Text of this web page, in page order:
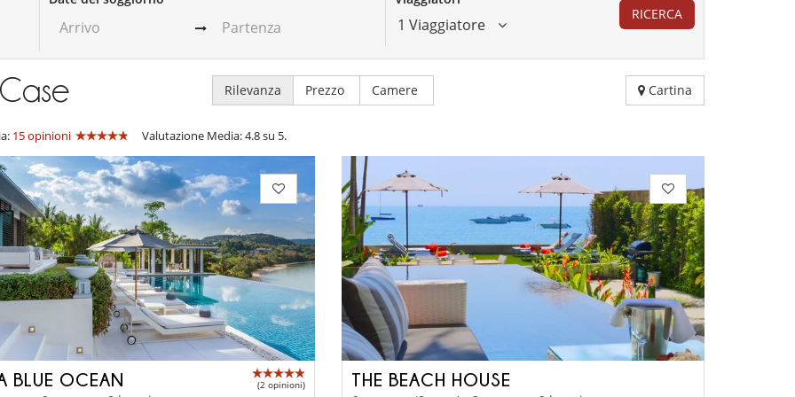
1 Viaggiatore
RICERCA
Rilevanza Prezzo Camere Cartina
15 opinioni Valutazione Media: 4.8 su 5.
BLUE OCEAN (2 opinioni) THE BEACH HOUSE